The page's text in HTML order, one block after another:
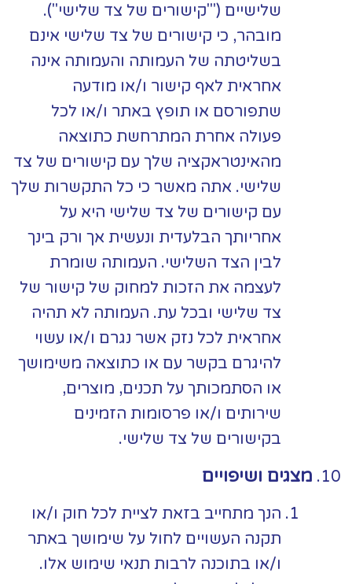
שלישיים ("'קישורים של צד שלישי").
מובהר, כי קישורים של צד שלישי אינם
בשליטתה של העמותה והעמותה אינה
אחראית לאף קישור ו/או מודעה
שתפורסם או תופץ באתר ו/או לכל
פעולה אחרת המתרחשת כתוצאה
מהאינטראקציה שלך עם קישורים של צד
שלישי. אתה מאשר כי כל התקשרות שלך
עם קישורים של צד שלישי היא על
אחריותך הבלעדית ונעשית אך ורק בינך
לבין הצד השלישי. העמותה שומרת
לעצמה את הזכות למחוק של קישור של
צד שלישי ובכל עת. העמותה לא תהיה
אחראית לכל נזק אשר נגרם ו/או עשוי
להיגרם בקשר עם או כתוצאה משימושך
או הסתמכותך על תכנים, מוצרים,
שירותים ו/או פרסומות הזמינים
בקישורים של צד שלישי.
מצגים ושיפויים
הנך מתחייב בזאת לציית לכל חוק ו/או
תקנה העשויים לחול על שימושך באתר
ו/או בתוכנה לרבות תנאי שימוש אלו.